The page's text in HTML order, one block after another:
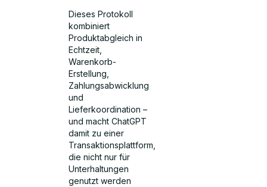
Dieses Protokoll
kombiniert
Produktabgleich in
Echtzeit,
Warenkorb-
Erstellung,
Zahlungsabwicklung
und
Lieferkoordination –
und macht ChatGPT
damit zu einer
Transaktionsplattform,
die nicht nur für
Unterhaltungen
genutzt werden